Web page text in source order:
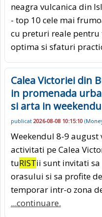
neagra vulcanica din
- top 10 cele mai
cu preturi reale pentru
optima si sfaturi
Calea Victoriei din
in promenada
si arta in
publicat 2026-08-08 10:15:10 (
Weekendul 8-9
activitati pe Calea
tuRISTii sunt invitati
orasului si sa profite
temporar intr-o zona
...continuare.